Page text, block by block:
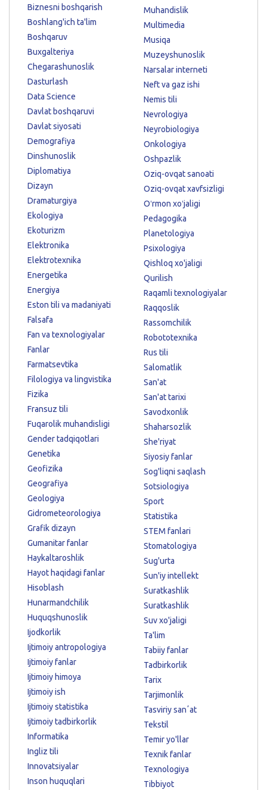
Biznesni boshqarish
Boshlang'ich ta'lim
Boshqaruv
Buxgalteriya
Chegarashunoslik
Dasturlash
Data Science
Davlat boshqaruvi
Davlat siyosati
Demografiya
Dinshunoslik
Diplomatiya
Dizayn
Dramaturgiya
Ekologiya
Ekoturizm
Elektronika
Elektrotexnika
Energetika
Energiya
Eston tili va madaniyati
Falsafa
Fan va texnologiyalar
Fanlar
Farmatsevtika
Filologiya va lingvistika
Fizika
Fransuz tili
Fuqarolik muhandisligi
Gender tadqiqotlari
Genetika
Geofizika
Geografiya
Geologiya
Gidrometeorologiya
Grafik dizayn
Gumanitar fanlar
Haykaltaroshlik
Hayot haqidagi fanlar
Hisoblash
Hunarmandchilik
Huquqshunoslik
Ijodkorlik
Ijtimoiy antropologiya
Ijtimoiy fanlar
Ijtimoiy himoya
Ijtimoiy ish
Ijtimoiy statistika
Ijtimoiy tadbirkorlik
Informatika
Ingliz tili
Innovatsiyalar
Inson huquqlari
Muhandislik
Multimedia
Musiqa
Muzeyshunoslik
Narsalar interneti
Neft va gaz ishi
Nemis tili
Nevrologiya
Neyrobiologiya
Onkologiya
Oshpazlik
Oziq-ovqat sanoati
Oziq-ovqat xavfsizligi
Oʻrmon xoʻjaligi
Pedagogika
Planetologiya
Psixologiya
Qishloq xo'jaligi
Qurilish
Raqamli texnologiyalar
Raqqoslik
Rassomchilik
Robototexnika
Rus tili
Salomatlik
San'at
San'at tarixi
Savodxonlik
Shaharsozlik
She'riyat
Siyosiy fanlar
Sog'liqni saqlash
Sotsiologiya
Sport
Statistika
STEM fanlari
Stomatologiya
Sug'urta
Sun'iy intellekt
Suratkashlik
Suratkashlik
Suv xo'jaligi
Ta'lim
Tabiiy fanlar
Tadbirkorlik
Tarix
Tarjimonlik
Tasviriy sanʼat
Tekstil
Temir yo'llar
Texnik fanlar
Texnologiya
Tibbiyot